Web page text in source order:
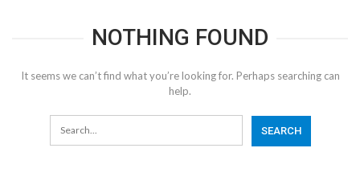
NOTHING FOUND
It seems we can’t find what you’re looking for. Perhaps searching can
help.